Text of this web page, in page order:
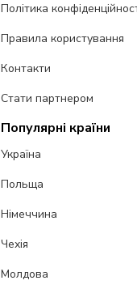
Політика
Правила користування
Контакти
Стати партнером
Популярні країни
Україна
Польща
Німеччина
Чехія
Молдова